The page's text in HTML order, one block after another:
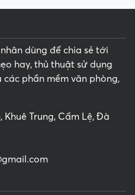
dùng để chia sẻ tới
hay, thủ thuật sử dụng
phần mềm văn phòng,
Trung, Cẩm Lệ, Đà